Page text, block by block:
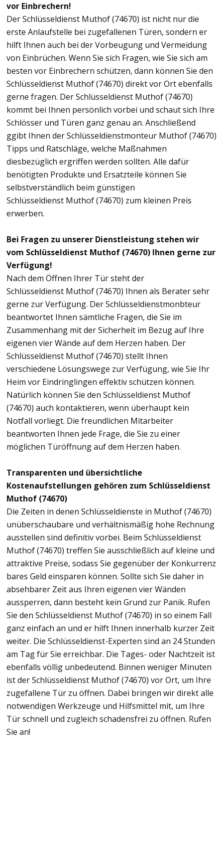
vor Einbrechern!
Der Schlüsseldienst Muthof (74670) ist nicht nur die
erste Anlaufstelle bei zugefallenen Türen, sondern er
hilft Ihnen auch bei der Vorbeugung und Vermeidung
von Einbrüchen. Wenn Sie sich Fragen, wie Sie sich am
besten vor Einbrechern schützen, dann können Sie den
Schlüsseldienst Muthof (74670) direkt vor Ort ebenfalls
gerne fragen. Der Schlüsseldienst Muthof (74670)
kommt bei Ihnen persönlich vorbei und schaut sich Ihre
Schlösser und Türen ganz genau an. Anschließend
ggibt Ihnen der Schlüsseldienstmonteur Muthof (74670)
Tipps und Ratschläge, welche Maßnahmen
diesbezüglich ergriffen werden sollten. Alle dafür
benötigten Produkte und Ersatzteile können Sie
selbstverständlich beim günstigen
Schlüsseldienst Muthof (74670) zum kleinen Preis
erwerben.
Bei Fragen zu unserer Dienstleistung stehen wir
vom Schlüsseldienst Muthof (74670) Ihnen gerne zur
Verfügung!
Nach dem Öffnen Ihrer Tür steht der
Schlüsseldienst Muthof (74670) Ihnen als Berater sehr
gerne zur Verfügung. Der Schlüsseldienstmonbteur
beantwortet Ihnen sämtliche Fragen, die Sie im
Zusammenhang mit der Sicherheit im Bezug auf Ihre
eigenen vier Wände auf dem Herzen haben. Der
Schlüsseldienst Muthof (74670) stellt Ihnen
verschiedene Lösungswege zur Verfügung, wie Sie Ihr
Heim vor Eindringlingen effektiv schützen können.
Natürlich können Sie den Schlüsseldienst Muthof
(74670) auch kontaktieren, wenn überhaupt kein
Notfall vorliegt. Die freundlichen Mitarbeiter
beantworten Ihnen jede Frage, die Sie zu einer
möglichen Türöffnung auf dem Herzen haben.
Transparenten und übersichtliche
Kostenaufstellungen gehören zum Schlüsseldienst
Muthof (74670)
Die Zeiten in denen Schlüsseldienste in Muthof (74670)
unüberschaubare und verhältnismäßig hohe Rechnung
ausstellen sind definitiv vorbei. Beim Schlüsseldienst
Muthof (74670) treffen Sie ausschließlich auf kleine und
attraktive Preise, sodass Sie gegenüber der Konkurrenz
bares Geld einsparen können. Sollte sich Sie daher in
absehbarer Zeit aus Ihren eigenen vier Wänden
aussperren, dann besteht kein Grund zur Panik. Rufen
Sie den Schlüsseldienst Muthof (74670) in so einem Fall
ganz einfach an und er hilft Ihnen innerhalb kurzer Zeit
weiter. Die Schlüsseldienst-Experten sind an 24 Stunden
am Tag für Sie erreichbar. Die Tages- oder Nachtzeit ist
ebenfalls völlig unbedeutend. Binnen weniger Minuten
ist der Schlüsseldienst Muthof (74670) vor Ort, um Ihre
zugefallene Tür zu öffnen. Dabei bringen wir direkt alle
notwendigen Werkzeuge und Hilfsmittel mit, um Ihre
Tür schnell und zugleich schadensfrei zu öffnen. Rufen
Sie an!